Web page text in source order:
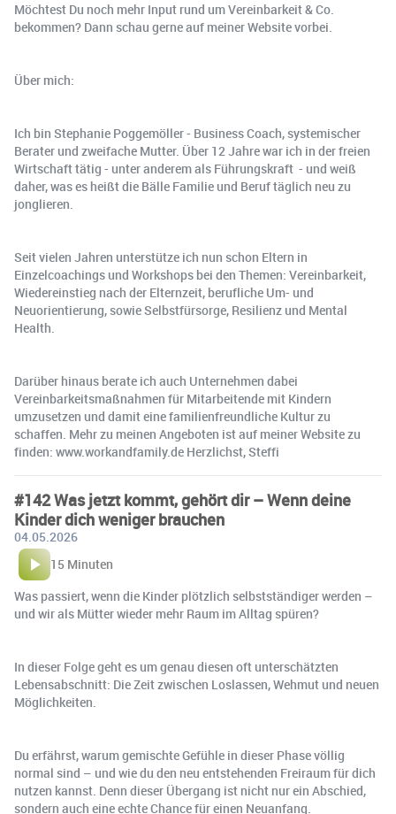
Möchtest Du noch mehr Input rund um Vereinbarkeit & Co.
bekommen? Dann schau gerne auf meiner Website vorbei.
Über mich:
Ich bin Stephanie Poggemöller - Business Coach, systemischer
Berater und zweifache Mutter. Über 12 Jahre war ich in der freien
Wirtschaft tätig - unter anderem als Führungskraft - und weiß
daher, was es heißt die Bälle Familie und Beruf täglich neu zu
jonglieren.
Seit vielen Jahren unterstütze ich nun schon Eltern in
Einzelcoachings und Workshops bei den Themen: Vereinbarkeit,
Wiedereinstieg nach der Elternzeit, berufliche Um- und
Neuorientierung, sowie Selbstfürsorge, Resilienz und Mental
Health.
Darüber hinaus berate ich auch Unternehmen dabei
Vereinbarkeitsmaßnahmen für Mitarbeitende mit Kindern
umzusetzen und damit eine familienfreundliche Kultur zu
schaffen. Mehr zu meinen Angeboten ist auf meiner Website zu
finden: www.workandfamily.de Herzlichst, Steffi
#142 Was jetzt kommt, gehört dir – Wenn deine
Kinder dich weniger brauchen
04.05.2026
15 Minuten
Was passiert, wenn die Kinder plötzlich selbstständiger werden –
und wir als Mütter wieder mehr Raum im Alltag spüren?
In dieser Folge geht es um genau diesen oft unterschätzten
Lebensabschnitt: Die Zeit zwischen Loslassen, Wehmut und neuen
Möglichkeiten.
Du erfährst, warum gemischte Gefühle in dieser Phase völlig
normal sind – und wie du den neu entstehenden Freiraum für dich
nutzen kannst. Denn dieser Übergang ist nicht nur ein Abschied,
sondern auch eine echte Chance für einen Neuanfang.